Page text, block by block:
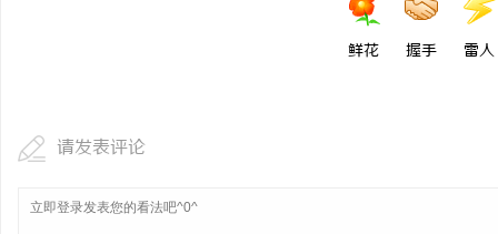
鲜花 握手 雷人
请发表评论